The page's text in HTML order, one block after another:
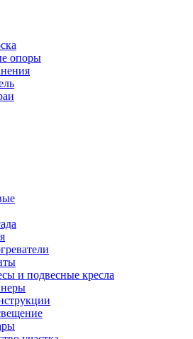
опоры
и подвесные кресла